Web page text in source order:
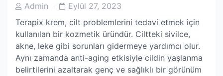
PostAdmin
PostEylül 27, 2023
Terapix krem, cilt problemlerini tedavi etmek için
kullanılan bir kozmetik üründür. Ciltteki sivilce,
akne, leke gibi sorunları gidermeye yardımcı olur.
Aynı zamanda anti-aging etkisiyle cildin yaşlanma
belirtilerini azaltarak genç ve sağlıklı bir görünüm